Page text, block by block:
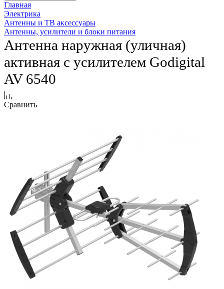
Главная
Электрика
Антенны и ТВ аксессуары
Антенны, усилители и блоки питания
Антенна наружная (уличная)
активная с усилителем Godigital
AV 6540
Сравнить